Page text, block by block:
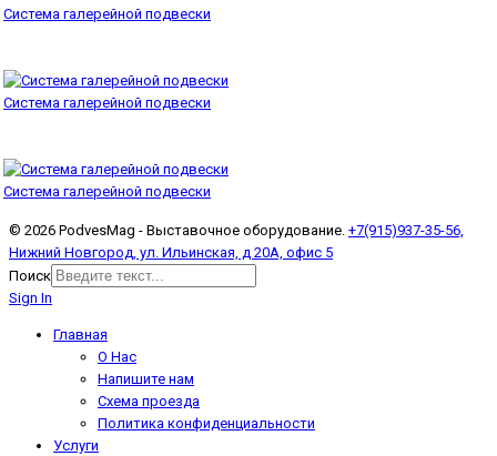
Система галерейной подвески
Система галерейной подвески
Система галерейной подвески
© 2026 PodvesMag - Выставочное оборудование. +7(915)937-35-56,
Нижний Новгород, ул. Ильинская, д 20А, офис 5
Поиск
Sign In
Главная
О Нас
Напишите нам
Схема проезда
Политика конфиденциальности
Услуги